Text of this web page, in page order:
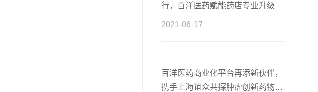
行，百洋医药赋能药店专业升级
2021-06-17
百洋医药商业化平台再添新伙伴，
携手上海谊众共探肿瘤创新药物商